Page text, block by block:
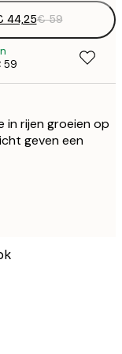
44,25€ 59
59
in rijen groeien op
geven een